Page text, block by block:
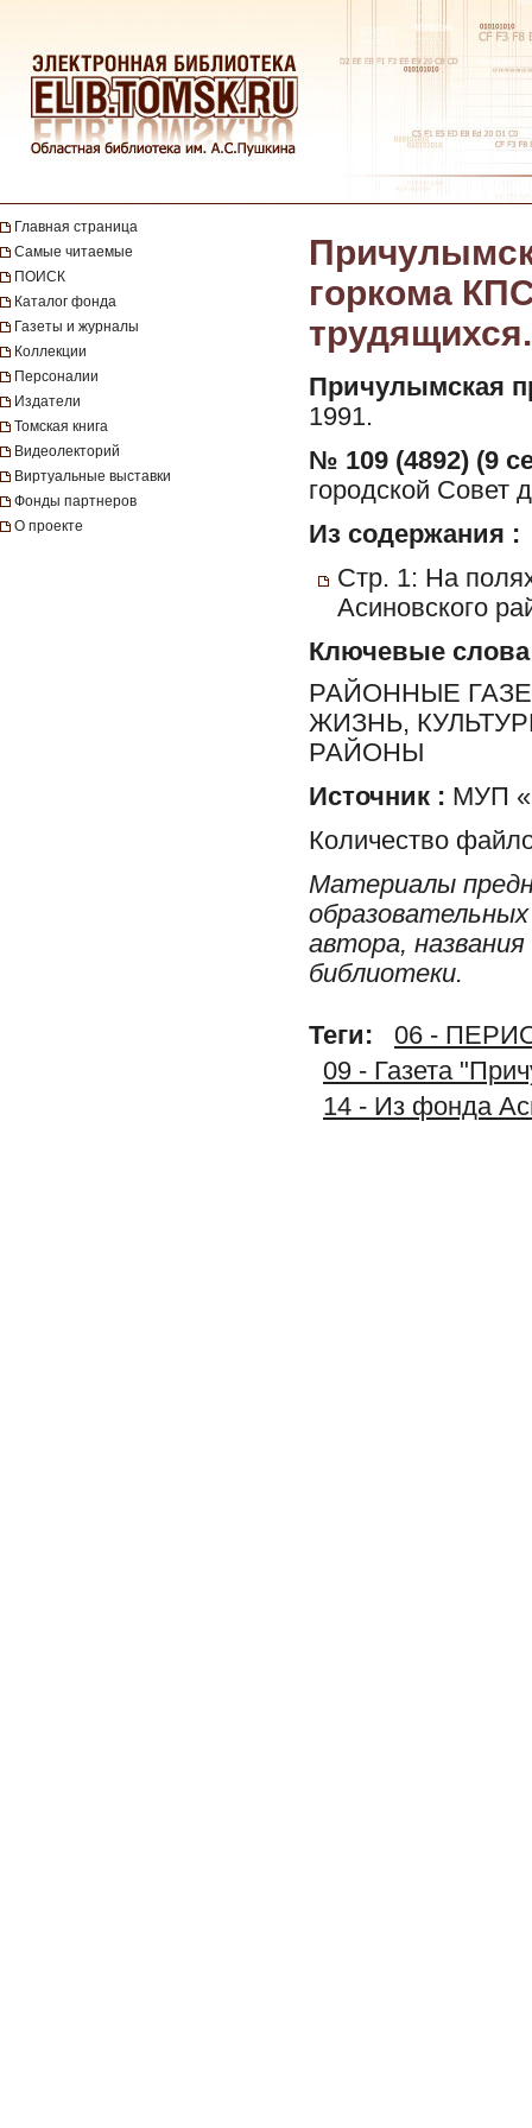
Главная страница
Самые читаемые
ПОИСК
Каталог фонда
Газеты и журналы
Коллекции
Персоналии
Издатели
Томская книга
Видеолекторий
Виртуальные выставки
Фонды партнеров
О проекте
горкома
Причулымская
1991.
№ 109 (4892) (9
городской Совет
Из содержания :
Стр. 1: На
Асиновского
Ключевые слова
РАЙОННЫЕ
ЖИЗНЬ,
РАЙОНЫ
Источник : МУП
Количество
Материалы
автора,
библиотеки.
Теги:
06 -
09 - Газета
14 - Из фонда